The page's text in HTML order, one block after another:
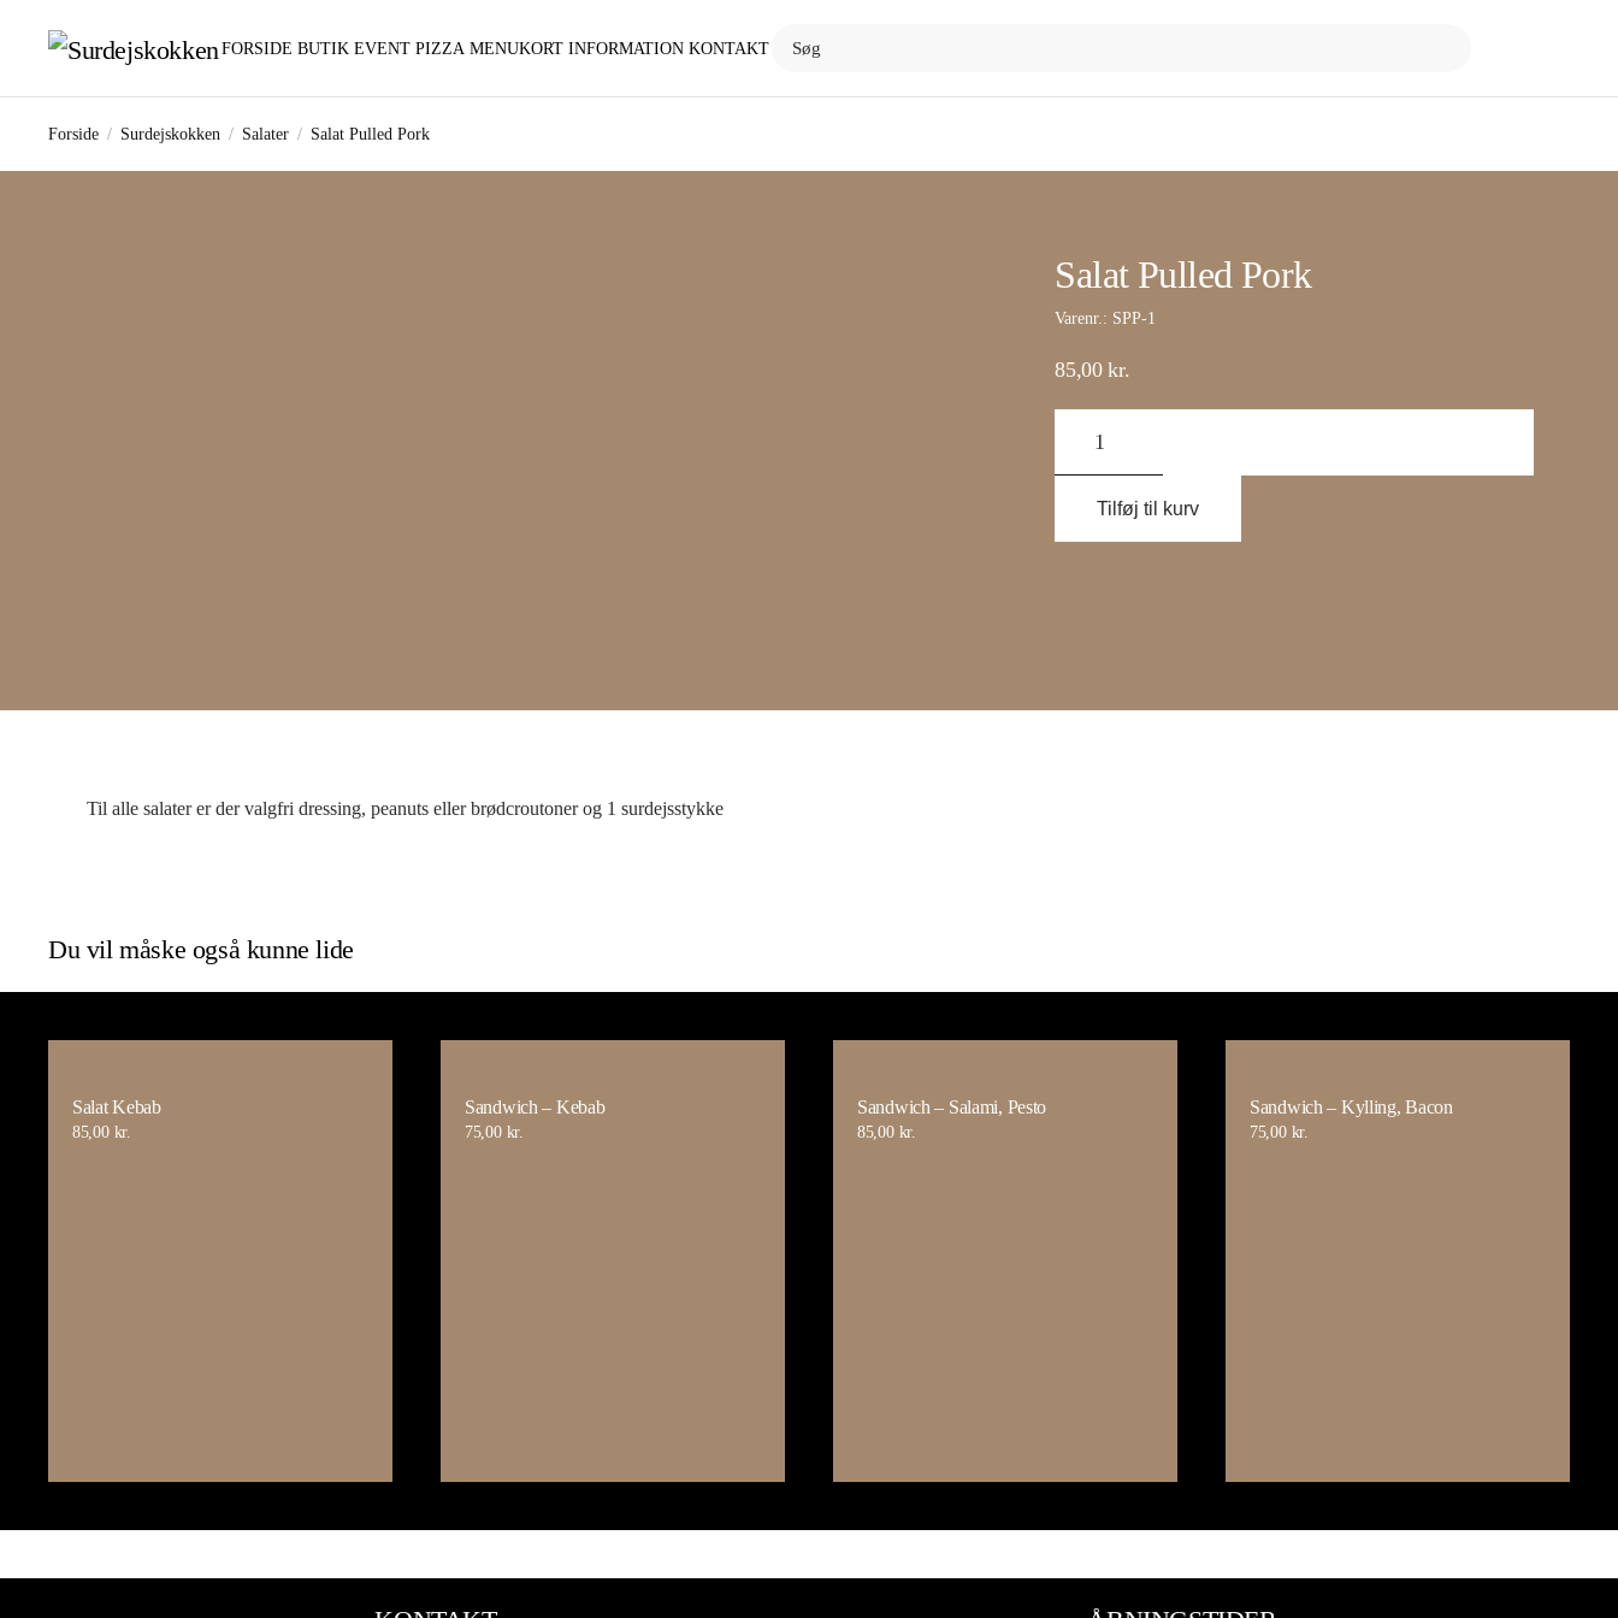
Gå til hovedindhold
FORSIDE BUTIK EVENT PIZZA MENUKORT INFORMATION KONTAKT
Forside Surdejskokken Salater Salat Pulled Pork
Salat Pulled Pork
Varenr.: SPP-1
85,00kr.
Pulled
Pork
Tilføj til kurv
Til alle salater er der valgfri dressing, peanuts eller brødcroutoner og 1 surdejsstykke
Du vil måske også kunne lide
Salat Kebab
85,00 kr.
Sandwich – Kebab
75,00 kr.
Sandwich – Salami, Pesto
85,00 kr.
Sandwich – Kylling, Bacon
75,00 kr.